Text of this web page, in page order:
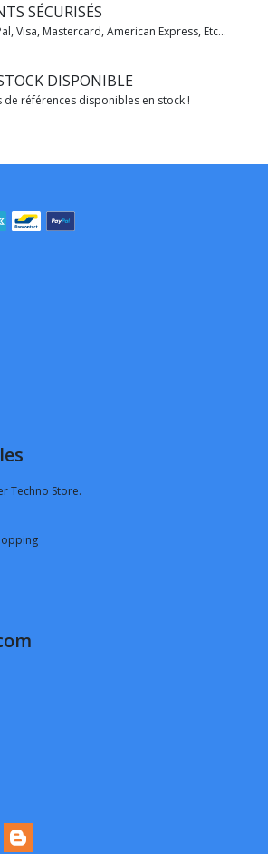
SÉCURISÉS
Visa, Mastercard, American Express, Etc...
DISPONIBLE
de références disponibles en stock !
Techno Store.